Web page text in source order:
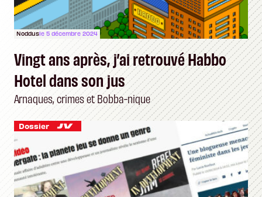
Noddusle 5 décembre 2024
Vingt ans après, j’ai retrouvé Habbo
Hotel dans son jus
Arnaques, crimes et Bobba-nique
Dossier